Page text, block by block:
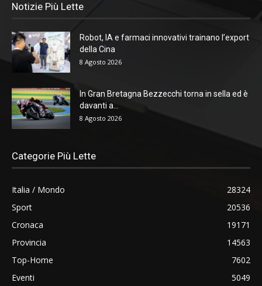
Notizie Più Lette
Robot, IA e farmaci innovativi trainano l’export
della Cina
8 Agosto 2026
In Gran Bretagna Bezzecchi torna in sella ed è
davanti a...
8 Agosto 2026
Categorie Più Lette
Italia / Mondo
28324
Sport
20536
Cronaca
19171
Provincia
14563
Top-Home
7602
Eventi
5049